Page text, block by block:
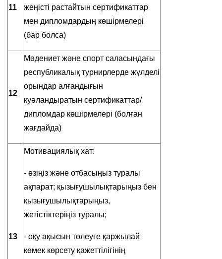
11
жеңісті растайтын сертификаттар
мен дипломдардың көшірмелері
(бар болса)
12
Мәдениет және спорт саласындағы
республикалық турнирлерде жүлделі
орындар алғандығын
куәландыратын сертификаттар/
дипломдар көшірмелері (болған
жағдайда)
13
Мотивациялық хат:
- өзіңіз және отбасыңыз туралы
ақпарат; қызығушылықтарыңыз бен
қызығушылықтарыңыз,
жетістіктеріңіз туралы;
- оқу ақысын төлеуге қаржылай
көмек көрсету қажеттілігінің